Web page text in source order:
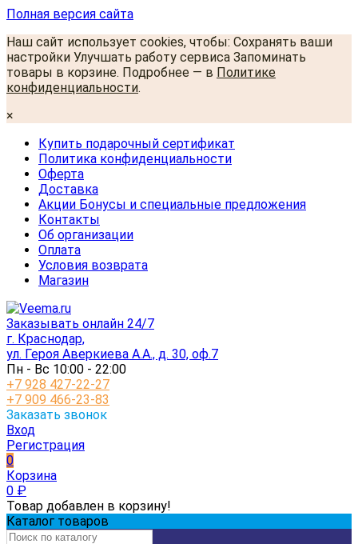
Полная версия сайта
Наш сайт использует cookies, чтобы: Сохранять ваши
настройки Улучшать работу сервиса Запоминать
товары в корзине. Подробнее — в Политике
конфиденциальности.
×
Купить подарочный сертификат
Политика конфиденциальности
Оферта
Доставка
Акции Бонусы и специальные предложения
Контакты
Об организации
Оплата
Условия возврата
Магазин
Заказывать онлайн 24/7
г. Краснодар,
ул. Героя Аверкиева А.А., д. 30, оф.7
Пн - Вс 10:00 - 22:00
+7 928 427-22-27
+7 909 466-23-83
Заказать звонок
Вход
Регистрация
0
Корзина
0 ₽
Товар добавлен в корзину!
Каталог товаров